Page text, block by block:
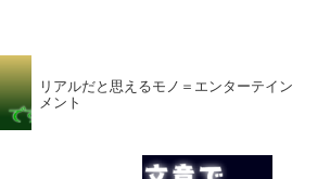
リアルだと思えるモノ＝エンターテイン
メント